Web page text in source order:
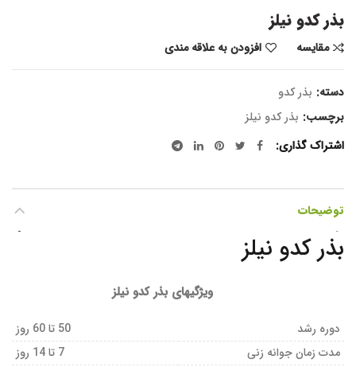
بذر کدو نیلز
مقایسه افزودن به علاقه مندی
دسته: بذر کدو
برچسب: بذر کدو نیلز
اشتراک گذاری
توضیحات
بذر کدو نیلز
ویژگیهای بذر کدو نیلز
دوره رشد
50 تا 60 روز
مدت زمان جوانه زنی
7 تا 14 روز